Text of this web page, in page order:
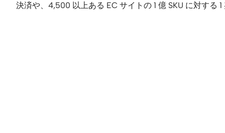
決済や、4,500 以上ある EC サイトの 1 億 SKU に対する